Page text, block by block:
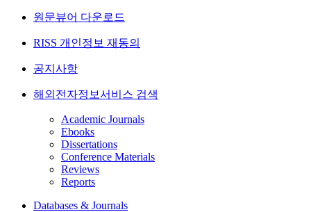
원문뷰어 다운로드
RISS 개인정보 재동의
공지사항
해외전자정보서비스 검색
Academic Journals
Ebooks
Dissertations
Conference Materials
Reviews
Reports
Databases & Journals